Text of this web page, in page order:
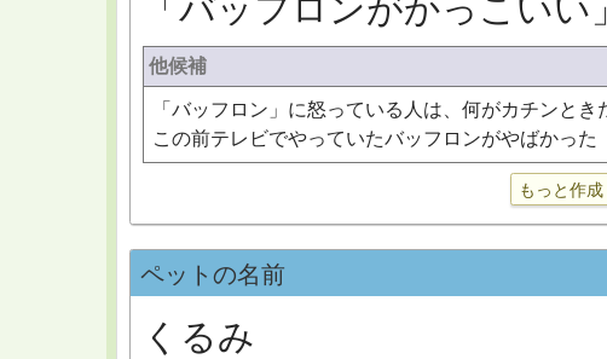
「バッフロンがかっこいい
他候補
「バッフロン」に怒っている人は、何がカチンとき
この前テレビでやっていたバッフロンがやばかった
もっと作成
ペットの名前
くるみ